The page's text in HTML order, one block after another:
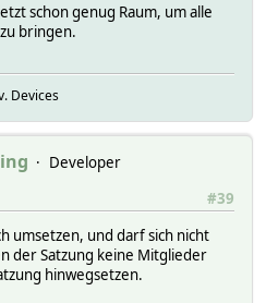
schon genug Raum, um alle
bringen.
Devices
Developer
#39
umsetzen, und darf sich nicht
der Satzung keine Mitglieder
hinwegsetzen.